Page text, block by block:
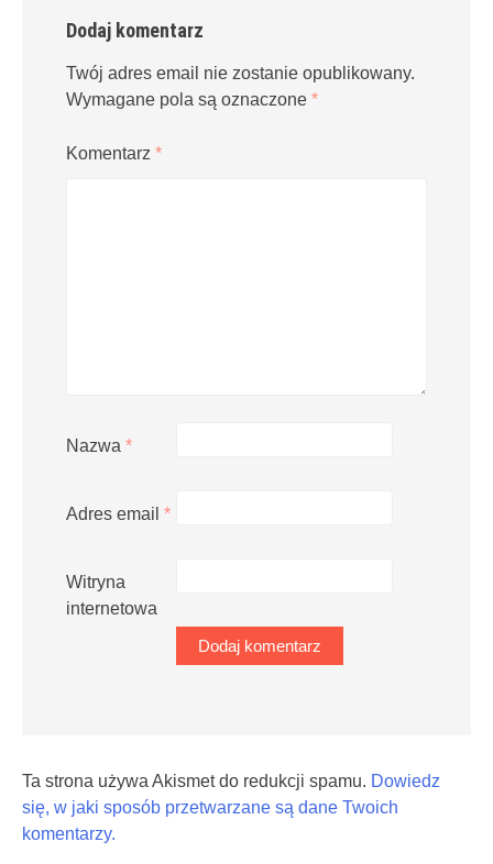
Dodaj komentarz
Twój adres email nie zostanie opublikowany.
Wymagane pola są oznaczone *
Komentarz *
Nazwa *
Adres email *
Witryna
internetowa
Ta strona używa Akismet do redukcji spamu. Dowiedz
się, w jaki sposób przetwarzane są dane Twoich
komentarzy.